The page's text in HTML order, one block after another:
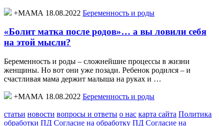
+МАМА 18.08.2022 Беременность и роды
«Болит матка после родов»… а вы ловили себя
на этой мысли?
Беременность и роды – сложнейшие процессы в жизни
женщины. Но вот они уже позади. Ребенок родился – и
счастливая мама держит малыша на руках и …
+МАМА 18.08.2022 Беременность и роды
статьи новости вопросы и ответы о нас карта сайта Политика
обработки ПД Согласие на обработку ПД Согласие на